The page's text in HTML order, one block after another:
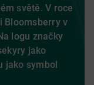
světě. V roce
Bloomsberry v
logu značky
jako
jako symbol